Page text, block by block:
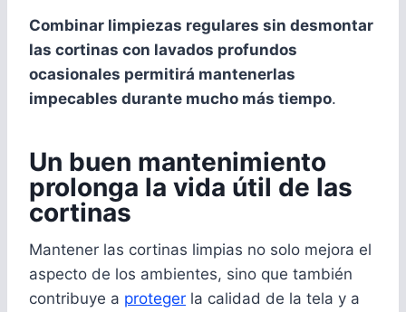
Combinar limpiezas regulares sin desmontar
las cortinas con lavados profundos
ocasionales permitirá mantenerlas
impecables durante mucho más tiempo.
Un buen mantenimiento
prolonga la vida útil de las
cortinas
Mantener las cortinas limpias no solo mejora el
aspecto de los ambientes, sino que también
contribuye a proteger la calidad de la tela y a